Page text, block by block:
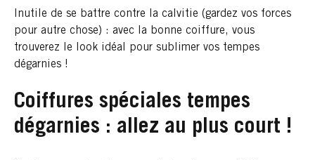
Inutile de se battre contre la calvitie (gardez vos forces
pour autre chose) : avec la bonne coiffure, vous
trouverez le look idéal pour sublimer vos tempes
dégarnies !
Coiffures spéciales tempes
dégarnies : allez au plus court !